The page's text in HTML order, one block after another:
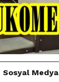
Sosyal Medya